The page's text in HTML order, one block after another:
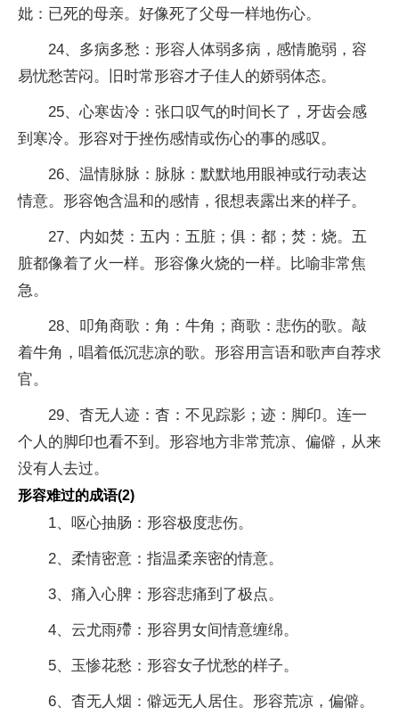
妣：已死的母亲。好像死了父母一样地伤心。
24、多病多愁：形容人体弱多病，感情脆弱，容
易忧愁苦闷。旧时常形容才子佳人的娇弱体态。
25、心寒齿冷：张口叹气的时间长了，牙齿会感
到寒冷。形容对于挫伤感情或伤心的事的感叹。
26、温情脉脉：脉脉：默默地用眼神或行动表达
情意。形容饱含温和的感情，很想表露出来的样子。
27、内如焚：五内：五脏；俱：都；焚：烧。五
脏都像着了火一样。形容像火烧的一样。比喻非常焦
急。
28、叩角商歌：角：牛角；商歌：悲伤的歌。敲
着牛角，唱着低沉悲凉的歌。形容用言语和歌声自荐求
官。
29、杳无人迹：杳：不见踪影；迹：脚印。连一
个人的脚印也看不到。形容地方非常荒凉、偏僻，从来
没有人去过。
形容难过的成语(2)
1、呕心抽肠：形容极度悲伤。
2、柔情密意：指温柔亲密的情意。
3、痛入心脾：形容悲痛到了极点。
4、云尤雨殢：形容男女间情意缠绵。
5、玉惨花愁：形容女子忧愁的样子。
6、杳无人烟：僻远无人居住。形容荒凉，偏僻。